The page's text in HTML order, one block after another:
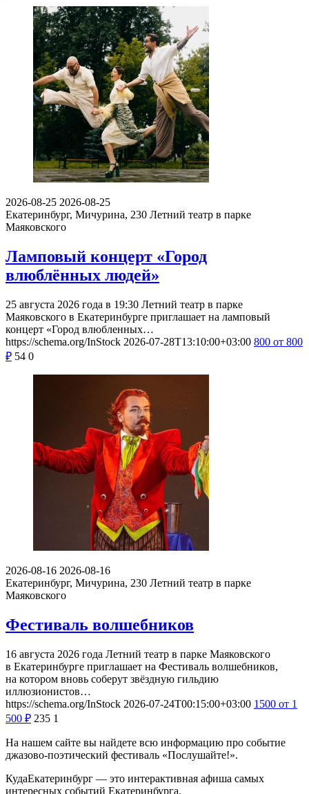
2026-08-25 2026-08-25
Екатеринбург, Мичурина, 230 Летний театр в парке
Маяковского
Ламповый концерт «Город
влюблённых людей»
25 августа 2026 года в 19:30 Летний театр в парке
Маяковского в Екатеринбурге приглашает на ламповый
концерт «Город влюбленных…
https://schema.org/InStock 2026-07-28T13:10:00+03:00 800 от 800
₽ 54 0
2026-08-16 2026-08-16
Екатеринбург, Мичурина, 230 Летний театр в парке
Маяковского
Фестиваль волшебников
16 августа 2026 года Летний театр в парке Маяковского
в Екатеринбурге приглашает на Фестиваль волшебников,
на котором вновь соберут звёздную гильдию
иллюзионистов…
https://schema.org/InStock 2026-07-24T00:15:00+03:00 1500 от 1
500 ₽ 235 1
На нашем сайте вы найдете всю информацию про событие
джазово-поэтический фестиваль «Послушайте!».
КудаЕкатеринбург — это интерактивная афиша самых
интересных событий Екатеринбурга.